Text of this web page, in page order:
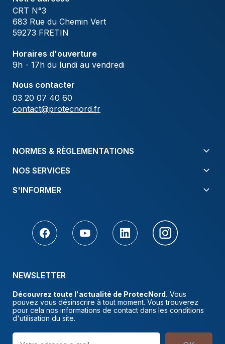
CRT N°3
683 Rue du Chemin Vert
59273 FRETIN
Horaires d'ouverture
9h - 17h du lundi au vendredi
Nous contacter
03 20 07 40 60
contact@protecnord.fr
NORMES & RÈGLEMENTATIONS
NOS SERVICES
S'INFORMER
NEWSLETTER
Découvrez toute l'actualité de ProtecNord. Vous
pouvez vous désinscrire à tout moment. Vous trouverez
pour cela nos informations de contact dans les conditions
d'utilisation du site.